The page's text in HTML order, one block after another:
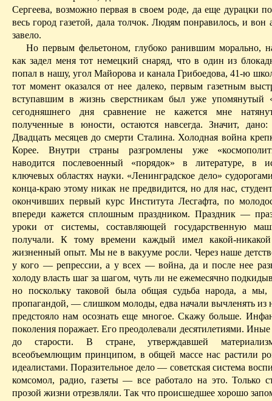
Сергеева, возможно первая в своем роде, да еще дурацки
весь город газетой, дала толчок. Людям понравилось, и вон
завело.
Но первым фельетоном, глубоко ранившим морально,
как задел меня тот немецкий снаряд, что в один из
попал в нашу, угол Майорова и канала Грибоедова, 41-ю
тот момент оказался от нее далеко, первым газетным
вступавшим в жизнь сверстникам был уже упомянутый
сегодняшнего дня сравнение не кажется мне
полученные в юности, остаются навсегда. Значит, дано:
Двадцать месяцев до смерти Сталина. Холодная война
Корее. Внутри страны разгромлены уже
наводится послевоенный «порядок» в литературе, в
ключевых областях науки. «Ленин­градское дело»
конца-краю этому никак не предвидится, но для нас,
окончивших первый курс Института Лесгафта, по
впереди кажется сплошным праздником. Праздник —
уроки от системы, составляющей государственную
получали. К тому времени каждый имел какой-
жизненный опыт. Мы не в вакууме росли. Через наше
у кого — репрессии, а у всех — война, да и после нее
холоду власть шаг за шагом, чуть ли не ежемесячно
но поскольку таковой была общая судьба народа, а мы,
пропагандой, — слишком молоды, едва начали вычленять из
предстояло нам осознать еще многое. Скажу больше.
поколения поражает. Его преодолевали десятилетиями. Иные
до старости. В стране, утверждавшей
всеобъемлющим принципом, в общей массе нас растили
идеалистами. Поразительное дело — советская система
комсомол, радио, газеты — все работало на это. Только
прозой жизни отрезвляли. Так что происшедшее хорошо